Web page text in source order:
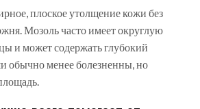
плоское утолщение кожи без
Мозоль часто имеет округлую
и может содержать глубокий
обычно менее болезненны, но